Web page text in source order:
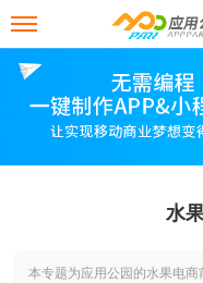
水
本专题为应用公园的水果电